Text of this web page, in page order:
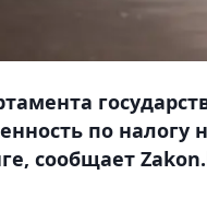
по налогу
сообщает